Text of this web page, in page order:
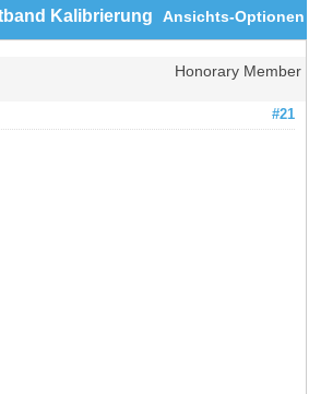
Ansichts-Optionen
Kalibrierung
Honorary Member
#21